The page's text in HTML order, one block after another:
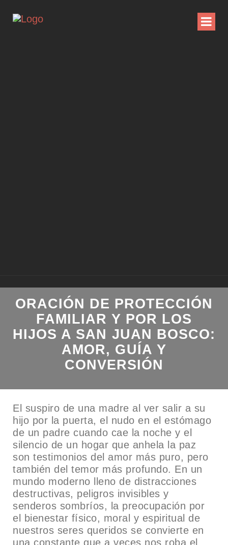
ORACIÓN DE PROTECCIÓN
FAMILIAR Y POR LOS
HIJOS A SAN JUAN BOSCO:
AMOR, GUÍA Y
CONVERSIÓN
El suspiro de una madre al ver salir a su
hijo por la puerta, el nudo en el estómago
de un padre cuando cae la noche y el
silencio de un hogar que anhela la paz
son testimonios del amor más puro, pero
también del temor más profundo. En un
mundo moderno lleno de distracciones
destructivas, peligros invisibles y
senderos sombríos, la preocupación por
el bienestar físico, moral y espiritual de
nuestros seres queridos se convierte en
una constante que a veces nos roba el